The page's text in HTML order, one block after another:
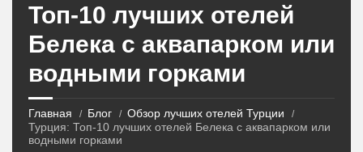
Топ-10 лучших отелей
Белека с аквапарком или
водными горками
Главная Блог
Обзор лучших отелей Турции
Турция: Топ-10 лучших отелей Белека с аквапарком или
водными горками